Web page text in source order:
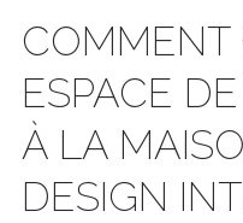
COMMENT
ESPACE
À LA
DESIGN